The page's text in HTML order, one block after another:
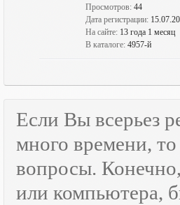
Просмотров: 44
Дата регистрации:
На сайте: 13 года 1 месяц
В каталоге: 4957-й
Если Вы всерьез
много времени,
вопросы.
или компьютера,